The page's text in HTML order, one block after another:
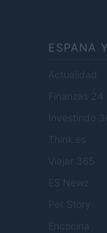
ESPANA
Actualidad
Finanzas 24
Investindo
Think.es
Viajar 365
ES Newz
Pet Story
Encocina